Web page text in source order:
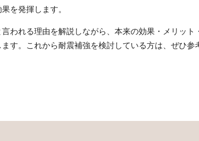
を発揮します。
われる理由を解説しながら、本来の効果・メリット
す。これから耐震補強を検討している方は、ぜひ参